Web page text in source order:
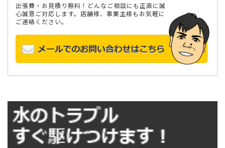
出張費・お見積り無料！どんなご相談にも正直に誠
心誠意ご対応します。店舗様、事業主様もお気軽に
ご連絡ください。